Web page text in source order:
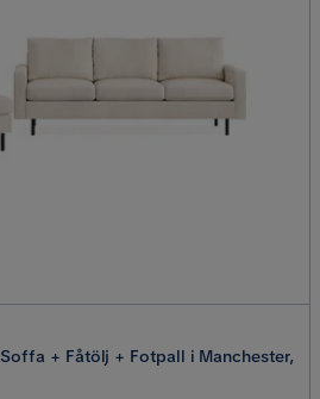
+ Fåtölj + Fotpall i Manchester,